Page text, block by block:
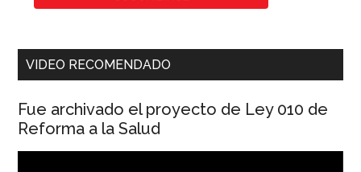
VIDEO RECOMENDADO
Fue archivado el proyecto de Ley 010 de
Reforma a la Salud